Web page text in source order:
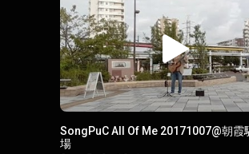
SongPuC All Of Me 20171007@朝霞
場